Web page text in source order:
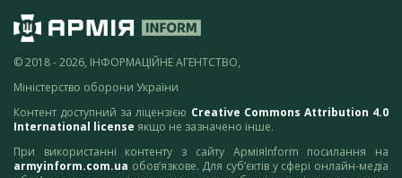
© 2018 - 2026, ІНФОРМАЦІЙНЕ АГЕНТСТВО,
Міністерство оборони України
Контент доступний за ліцензією Creative Commons Attribution 4.0
International license якщо не зазначено інше.
При використанні контенту з сайту АрміяInform посилання на
armyinform.com.ua обов’язкове. Для суб’єктів у сфері онлайн-медіа